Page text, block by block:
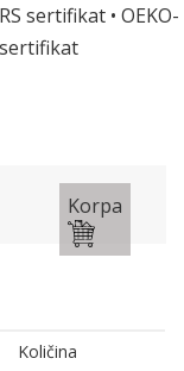
sertifikat • OEKO-
sertifikat
Korpa
Količina